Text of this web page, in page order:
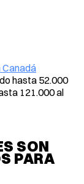
Canadá
hasta 52.000
121.000 al
SON
PARA